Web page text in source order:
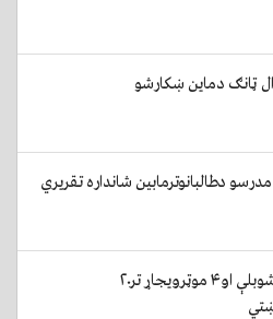
ټانګ دماین ښکارشو
دطالبانوترمابین شانداره تقریري
سنګین کې ۲زغروال ټانکونه ،۲شوبلې او۴ موټرویجاړ تر۲۰